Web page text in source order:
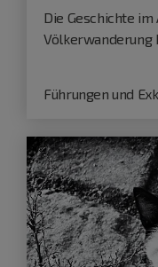
Die Geschichte
Völkerwanderung
Führungen und